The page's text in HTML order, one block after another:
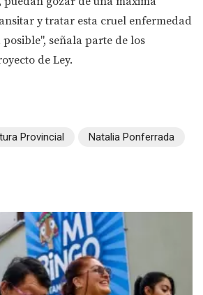
y tratar esta cruel enfermedad
señala parte de los
de Ley.
Provincial Natalia Ponferrada